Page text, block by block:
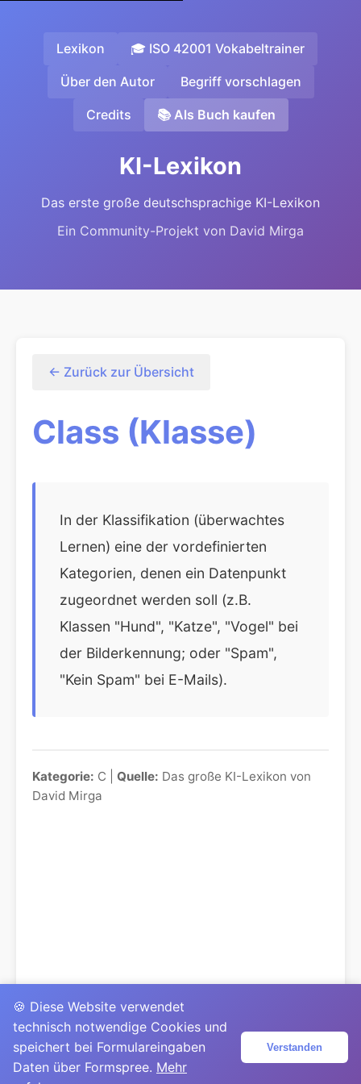
Lexikon 🎓 ISO 42001 Vokabeltrainer
Über den Autor Begriff vorschlagen
Credits 📚 Als Buch kaufen
KI-Lexikon
Das erste große deutschsprachige KI-Lexikon
Ein Community-Projekt von David Mirga
← Zurück zur Übersicht
Class (Klasse)
In der Klassifikation (überwachtes
Lernen) eine der vordefinierten
Kategorien, denen ein Datenpunkt
zugeordnet werden soll (z.B.
Klassen "Hund", "Katze", "Vogel" bei
der Bilderkennung; oder "Spam",
"Kein Spam" bei E-Mails).
Kategorie: C | Quelle: Das große KI-Lexikon von
David Mirga
🍪 Diese Website verwendet
technisch notwendige Cookies und
speichert bei Formulareingaben
Daten über Formspree. Mehr
Verstanden